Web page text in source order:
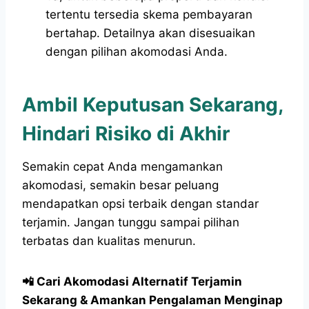
tertentu tersedia skema pembayaran
bertahap. Detailnya akan disesuaikan
dengan pilihan akomodasi Anda.
Ambil Keputusan Sekarang,
Hindari Risiko di Akhir
Semakin cepat Anda mengamankan
akomodasi, semakin besar peluang
mendapatkan opsi terbaik dengan standar
terjamin. Jangan tunggu sampai pilihan
terbatas dan kualitas menurun.
📲 Cari Akomodasi Alternatif Terjamin
Sekarang & Amankan Pengalaman Menginap